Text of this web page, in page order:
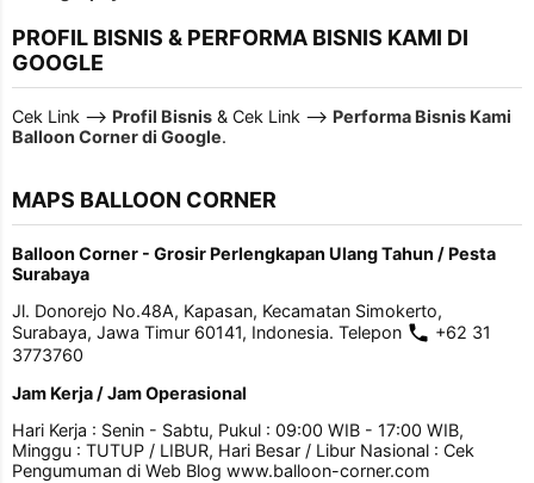
PROFIL BISNIS & PERFORMA BISNIS KAMI DI
GOOGLE
Cek Link --> Profil Bisnis & Cek Link --> Performa Bisnis Kami
Balloon Corner di Google.
MAPS BALLOON CORNER
Balloon Corner - Grosir Perlengkapan Ulang Tahun / Pesta
Surabaya
Jl. Donorejo No.48A, Kapasan, Kecamatan Simokerto,
Surabaya, Jawa Timur 60141, Indonesia. Telepon
+62 31
3773760
Jam Kerja / Jam Operasional
Hari Kerja : Senin - Sabtu, Pukul : 09:00 WIB - 17:00 WIB,
Minggu : TUTUP / LIBUR, Hari Besar / Libur Nasional : Cek
Pengumuman di Web Blog www.balloon-corner.com